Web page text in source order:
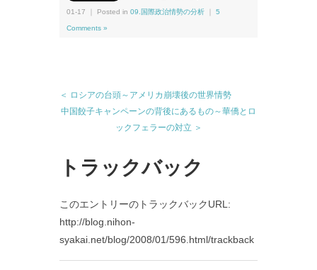
01-17 ｜ Posted in 09.国際政治情勢の分析 5
Comments »
＜ ロシアの台頭～アメリカ崩壊後の世界情勢
中国餃子キャンペーンの背後にあるもの～華僑とロ
ックフェラーの対立 ＞
トラックバック
このエントリーのトラックバックURL:
http://blog.nihon-
syakai.net/blog/2008/01/596.html/trackback